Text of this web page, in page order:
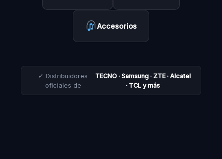
Accesorios
✓ Distribuidores
oficiales de
TECNO · Samsung · ZTE · Alcatel
· TCL y más